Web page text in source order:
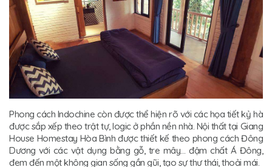
Phong cách Indochine còn được thể hiện rõ với các họa tiết kỷ hà
được sắp xếp theo trật tự, logic ở phần nền nhà. Nội thất tại Giang
House Homestay Hòa Bình được thiết kế theo phong cách Đông
Dương với các vật dụng bằng gỗ, tre mây… đậm chất Á Đông,
đem đến một không gian sống gần gũi, tạo sự thư thái, thoải mái.